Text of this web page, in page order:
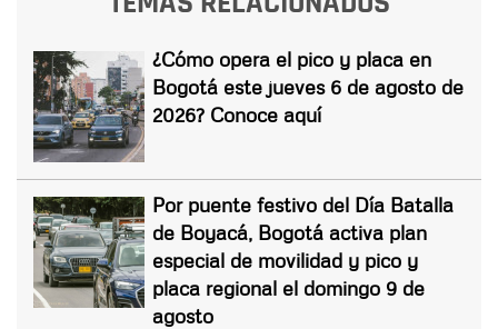
¿Cómo opera el pico y placa en
Bogotá este jueves 6 de agosto de
2026? Conoce aquí
Por puente festivo del Día Batalla
de Boyacá, Bogotá activa plan
especial de movilidad y pico y
placa regional el domingo 9 de
agosto